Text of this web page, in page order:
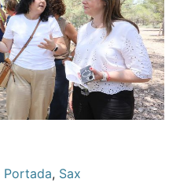
Portada, Sax